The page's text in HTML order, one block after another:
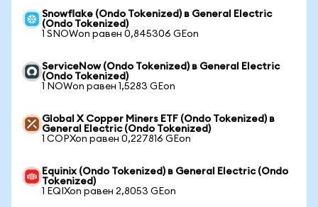
Snowflake (Ondo Tokenized) в General Electric
(Ondo Tokenized)
1 SNOWon равен 0,845306 GEon
ServiceNow (Ondo Tokenized) в General Electric
(Ondo Tokenized)
1 NOWon равен 1,5283 GEon
Global X Copper Miners ETF (Ondo Tokenized) в
General Electric (Ondo Tokenized)
1 COPXon равен 0,227816 GEon
Equinix (Ondo Tokenized) в General Electric (Ondo
Tokenized)
1 EQIXon равен 2,8053 GEon